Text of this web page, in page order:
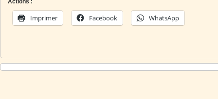
Actions :
Imprimer Facebook WhatsApp